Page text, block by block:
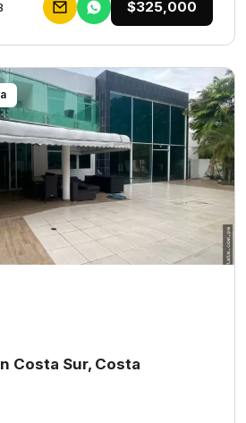
$325,000
Costa Sur, Costa